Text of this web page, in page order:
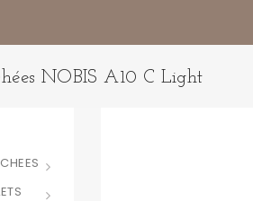
NOBIS A10 C Light